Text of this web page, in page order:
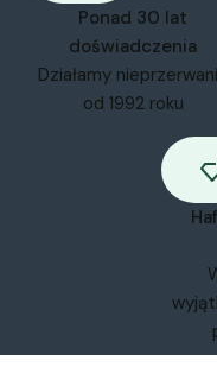
Ponad 30 lat
doświadczenia
Działamy
od 1992 roku